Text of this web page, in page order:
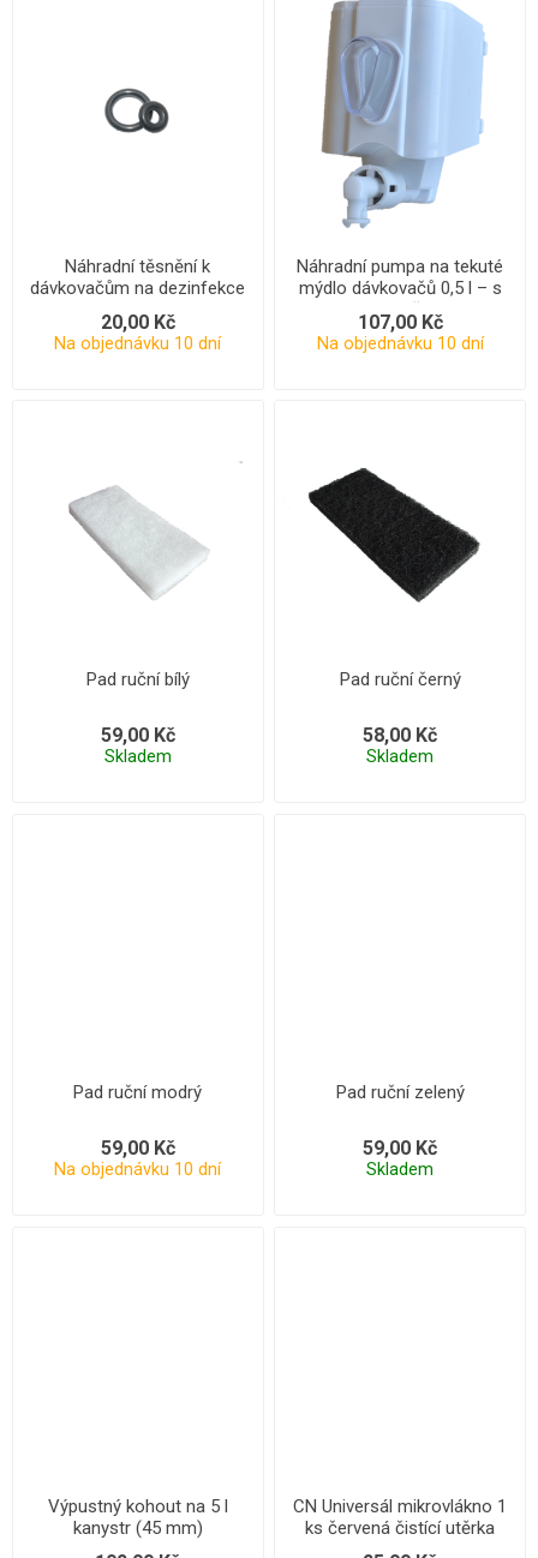
Náhradní těsnění k
dávkovačům na dezinfekce
- sada
20,00 Kč
Na objednávku 10 dní
Náhradní pumpa na tekuté
mýdlo dávkovačů 0,5 l – s
nádrží
107,00 Kč
Na objednávku 10 dní
Pad ruční bílý
59,00 Kč
Skladem
Pad ruční černý
58,00 Kč
Skladem
Pad ruční modrý
59,00 Kč
Na objednávku 10 dní
Pad ruční zelený
59,00 Kč
Skladem
Výpustný kohout na 5 l
kanystr (45 mm)
CN Universál mikrovlákno 1
ks červená čistící utěrka